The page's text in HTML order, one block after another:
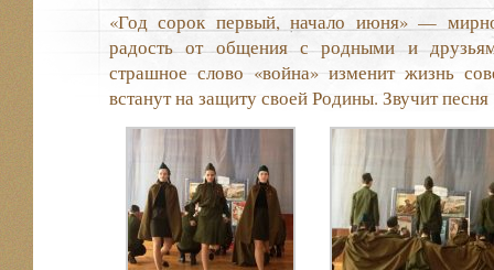
«Год сорок первый, начало июня» —
радость от общения с родными и
страшное слово «война» изменит жизнь
встанут на защиту своей Родины. Звучит